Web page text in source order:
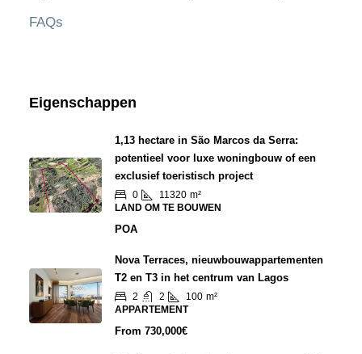
FAQs
Eigenschappen
1,13 hectare in São Marcos da Serra:
potentieel voor luxe woningbouw of een
exclusief toeristisch project
0 11320 m²
LAND OM TE BOUWEN
POA
Nova Terraces, nieuwbouwappartementen
T2 en T3 in het centrum van Lagos
2 2 100 m²
APPARTEMENT
From 730,000€